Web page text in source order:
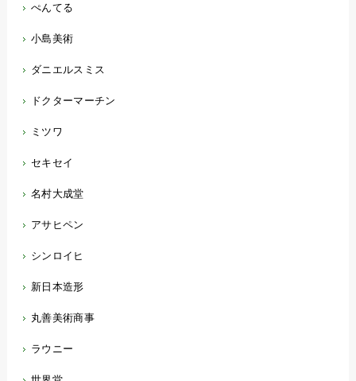
ぺんてる
小島美術
ダニエルスミス
ドクターマーチン
ミツワ
セキセイ
名村大成堂
アサヒペン
シンロイヒ
新日本造形
丸善美術商事
ラウニー